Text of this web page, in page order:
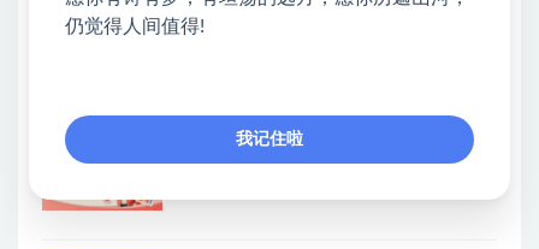
全自动番茄挂G玩法，日入300+，全程无需
仍觉得人间值得!
我记住啦